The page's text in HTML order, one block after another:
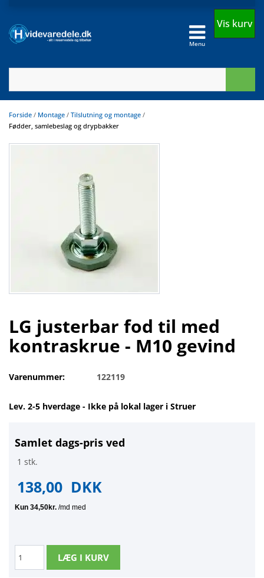
Menu
Vis kurv
Forside / Montage / Tilslutning og montage /
Fødder, samlebeslag og drypbakker
LG justerbar fod til med
kontraskrue - M10 gevind
Varenummer: 122119
Lev. 2-5 hverdage - Ikke på lokal lager i Struer
Samlet dags-pris ved
1 stk.
138,00 DKK